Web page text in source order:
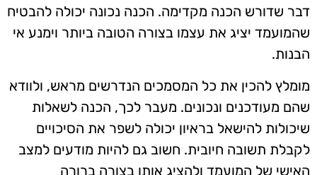
דבר שדורש הכנה מקדימה. הכנה נכונה יכולה להבטיח
שהמועמד יציג את עצמו בצורה הטובה ביותר וימנע אי
הבנות.
מומלץ להכין את כל המסמכים הנדרשים מראש, ולוודא
שהם מעודכנים ונכונים. מעבר לכך, הכנה לשאלות
שיכולות להישאל בראיון יכולה לשפר את הסיכויים
לקבלת תשובה חיובית. חשוב גם להיות מודעים למצב
האישי של המועמד ולהציג אותו בצורה ברורה